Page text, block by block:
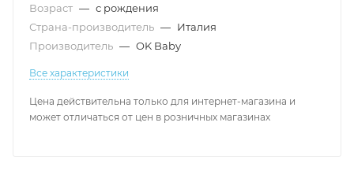
Возраст — с рождения
Страна-производитель — Италия
Производитель — OK Baby
Все характеристики
Цена действительна только для интернет-магазина и
может отличаться от цен в розничных магазинах